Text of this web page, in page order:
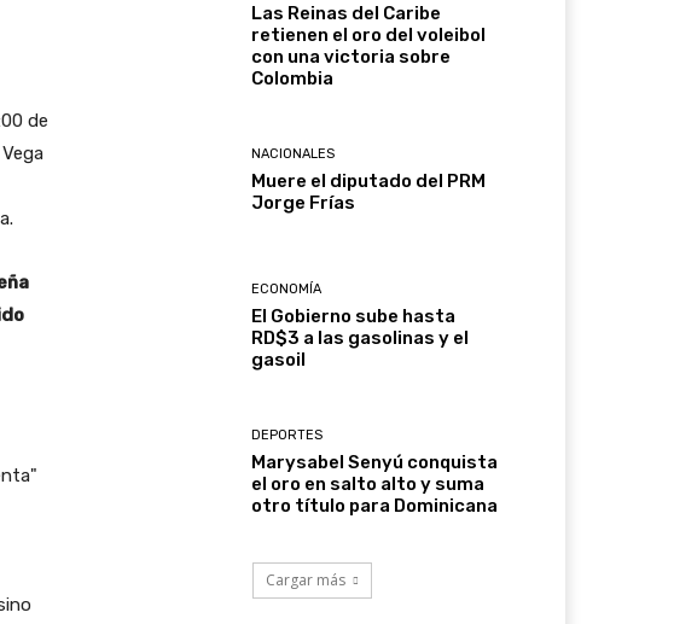
de
Las Reinas del Caribe
retienen el oro del voleibol
con una victoria sobre
Colombia
NACIONALES
Muere el diputado del PRM
Jorge Frías
ECONOMÍA
El Gobierno sube hasta
RD$3 a las gasolinas y el
gasoil
DEPORTES
Marysabel Senyú conquista
el oro en salto alto y suma
otro título para Dominicana
Cargar más